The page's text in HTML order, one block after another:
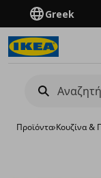
Greek
Προϊόντα›Κουζίνα &